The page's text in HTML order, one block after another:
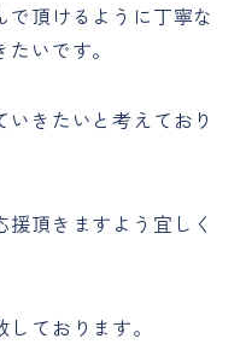
で頂けるように丁寧な
いです。
きたいと考えており
頂きますよう宜しく
ております。